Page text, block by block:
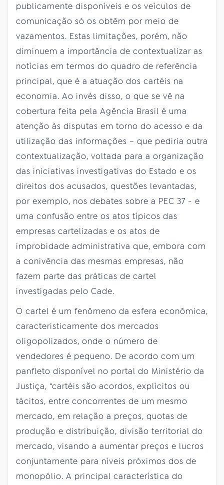
publicamente disponíveis e os veículos de
comunicação só os obtêm por meio de
vazamentos. Estas limitações, porém, não
diminuem a importância de contextualizar as
notícias em termos do quadro de referência
principal, que é a atuação dos cartéis na
economia. Ao invés disso, o que se vê na
cobertura feita pela Agência Brasil é uma
atenção às disputas em torno do acesso e da
utilização das informações – que pediria outra
contextualização, voltada para a organização
das iniciativas investigativas do Estado e os
direitos dos acusados, questões levantadas,
por exemplo, nos debates sobre a PEC 37 - e
uma confusão entre os atos típicos das
empresas cartelizadas e os atos de
improbidade administrativa que, embora com
a conivência das mesmas empresas, não
fazem parte das práticas de cartel
investigadas pelo Cade.
O cartel é um fenômeno da esfera econômica,
caracteristicamente dos mercados
oligopolizados, onde o número de
vendedores é pequeno. De acordo com um
panfleto disponível no portal do Ministério da
Justiça, “cartéis são acordos, explícitos ou
tácitos, entre concorrentes de um mesmo
mercado, em relação a preços, quotas de
produção e distribuição, divisão territorial do
mercado, visando a aumentar preços e lucros
conjuntamente para níveis próximos dos de
monopólio. A principal característica do